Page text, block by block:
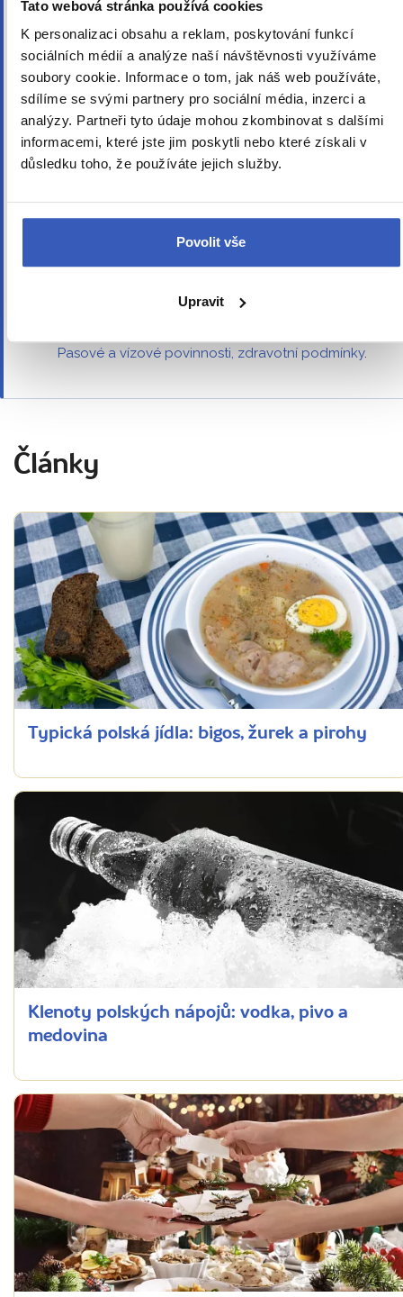
Tato webová stránka používá cookies
K personalizaci obsahu a reklam, poskytování funkcí
sociálních médií a analýze naší návštěvnosti využíváme
soubory cookie. Informace o tom, jak náš web používáte,
sdílíme se svými partnery pro sociální média, inzerci a
analýzy. Partneři tyto údaje mohou zkombinovat s dalšími
informacemi, které jste jim poskytli nebo které získali v
důsledku toho, že používáte jejich služby.
Povolit vše
Upravit
Rezervujte včas
Doporučujeme rezervaci provést co nejdříve.
Cena zájezdu je závislá na aktuálních cenách
služeb, a ty se mohou v čase měnit.
Pojištění před platbou
Pojištění lze k rezervaci doplnit pouze tehdy, kdy
není ještě z Vaší strany nic uhrazeno (z důvodu
proto zvažte své síly a schopnosti.
Pasové a vízové povinnosti, zdravotní podmínky.
Články
Typická polská jídla: bigos, žurek a pirohy
Klenoty polských nápojů: vodka, pivo a
medovina